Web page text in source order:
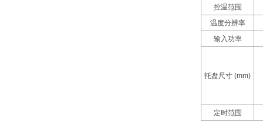
控温范围
温度分辨率
输入功率
托盘尺寸(mm)
定时范围